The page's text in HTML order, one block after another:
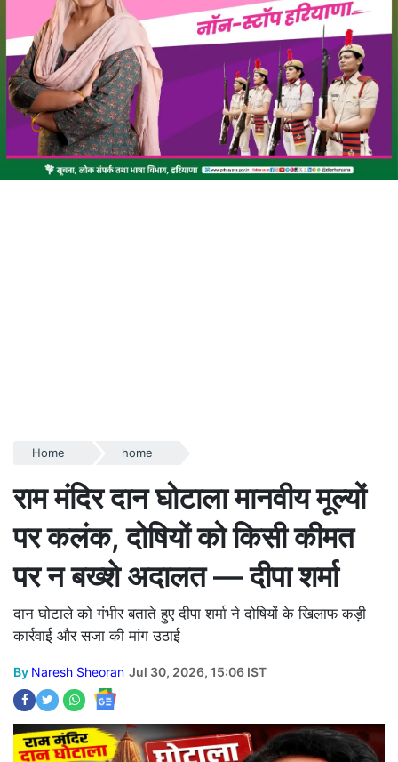
Home home
राम मंदिर दान घोटाला मानवीय मूल्यों
पर कलंक, दोषियों को किसी कीमत
पर न बख्शे अदालत — दीपा शर्मा
दान घोटाले को गंभीर बताते हुए दीपा शर्मा ने दोषियों के खिलाफ कड़ी
कार्रवाई और सजा की मांग उठाई
By Naresh Sheoran Jul 30, 2026, 15:06 IST